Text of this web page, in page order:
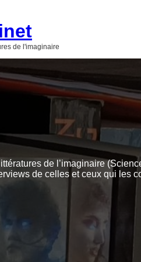
de l'imaginaire
de l’imaginaire
de celles et ceux qui les